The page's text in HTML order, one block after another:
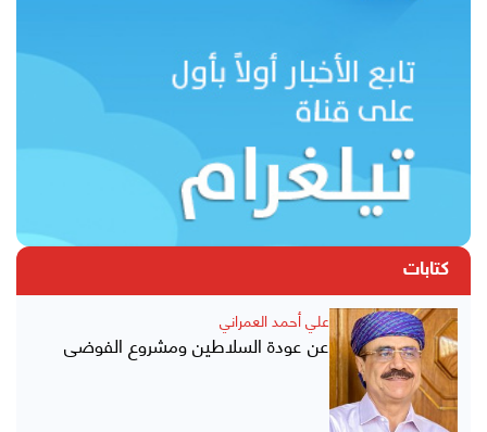
كتابات
علي أحمد العمراني
عن عودة السلاطين ومشروع الفوضى